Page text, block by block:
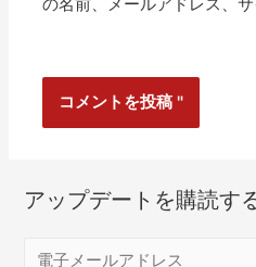
の名前、メールアドレス、サ
アップデートを購読す